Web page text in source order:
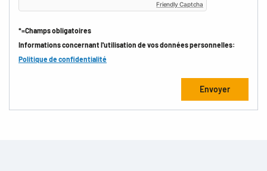
Friendly Captcha
*=Champs obligatoires
Informations concernant l'utilisation de vos données personnelles:
Politique de confidentialité